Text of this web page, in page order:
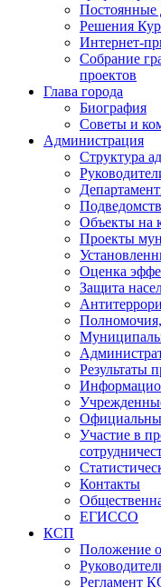
Постоянные
Решения
Интернет-
Собрание
проектов
Глава города
Биография
Советы и
Администрация
Структура
Объекты на
Проекты
Оценка
Защита
Результаты
Участие в
Контакты
ЕГИССО
КСП
Положение
Регламент